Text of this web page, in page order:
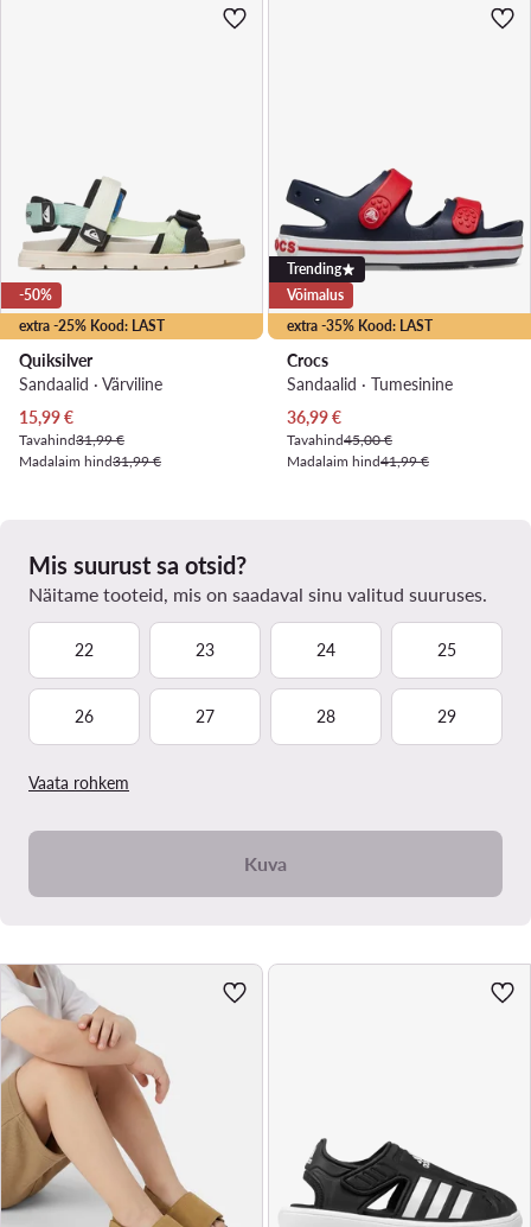
extra -25% Kood: LAST
-50%
Quiksilver
Sandaalid · Värviline
Praegune hind
15,99€
Tavahind31,99 €
Madalaim hind31,99 €
extra -35% Kood: LAST
Trending
Võimalus
Crocs
Sandaalid · Tumesinine
Praegune hind
36,99€
Tavahind45,00 €
Madalaim hind41,99 €
Mis suurust sa otsid?
Näitame tooteid, mis on saadaval sinu valitud suuruses.
22 23 24 25
26 27 28 29
Vaata rohkem
Kuva